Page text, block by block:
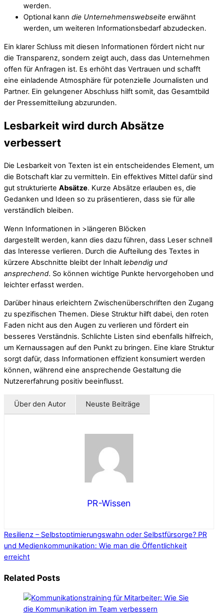
werden.
Optional kann die Unternehmenswebseite erwähnt
werden, um weiteren Informationsbedarf abzudecken.
Ein klarer Schluss mit diesen Informationen fördert nicht nur
die Transparenz, sondern zeigt auch, dass das Unternehmen
offen für Anfragen ist. Es erhöht das Vertrauen und schafft
eine einladende Atmosphäre für potenzielle Journalisten und
Partner. Ein gelungener Abschluss hilft somit, das Gesamtbild
der Pressemitteilung abzurunden.
Lesbarkeit wird durch Absätze
verbessert
Die Lesbarkeit von Texten ist ein entscheidendes Element, um
die Botschaft klar zu vermitteln. Ein effektives Mittel dafür sind
gut strukturierte Absätze. Kurze Absätze erlauben es, die
Gedanken und Ideen so zu präsentieren, dass sie für alle
verständlich bleiben.
Wenn Informationen in >längeren Blöcken
dargestellt werden, kann dies dazu führen, dass Leser schnell
das Interesse verlieren. Durch die Aufteilung des Textes in
kürzere Abschnitte bleibt der Inhalt lebendig und
ansprechend. So können wichtige Punkte hervorgehoben und
leichter erfasst werden.
Darüber hinaus erleichtern Zwischenüberschriften den Zugang
zu spezifischen Themen. Diese Struktur hilft dabei, den roten
Faden nicht aus den Augen zu verlieren und fördert ein
besseres Verständnis. Schlichte Listen sind ebenfalls hilfreich,
um Kernaussagen auf den Punkt zu bringen. Eine klare Struktur
sorgt dafür, dass Informationen effizient konsumiert werden
können, während eine ansprechende Gestaltung die
Nutzererfahrung positiv beeinflusst.
Über den Autor Neuste Beiträge
PR-Wissen
Resilienz – Selbstoptimierungswahn oder Selbstfürsorge? PR
und Medienkommunikation: Wie man die Öffentlichkeit
erreicht
Related Posts